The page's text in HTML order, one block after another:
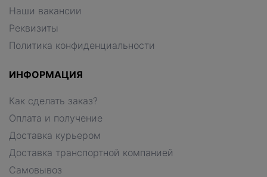
Наши вакансии
Реквизиты
Политика конфиденциальности
ИНФОРМАЦИЯ
Как сделать заказ?
Оплата и получение
Доставка курьером
Доставка транспортной компанией
Самовывоз